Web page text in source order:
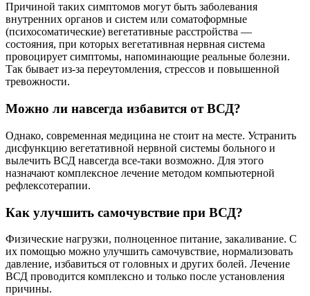
Причиной таких симптомов могут быть заболевания
внутренних органов и систем или соматоформные
(психосоматические) вегетативные расстройства —
состояния, при которых вегетативная нервная система
провоцирует симптомы, напоминающие реальные болезни.
Так бывает из-за переутомления, стрессов и повышенной
тревожности.
Можно ли навсегда избавится от ВСД?
Однако, современная медицина не стоит на месте. Устранить
дисфункцию вегетативной нервной системы больного и
вылечить ВСД навсегда все-таки возможно. Для этого
назначают комплексное лечение методом компьютерной
рефлексотерапии.
Как улучшить самочувствие при ВСД?
Физические нагрузки, полноценное питание, закаливание. С
их помощью можно улучшить самочувствие, нормализовать
давление, избавиться от головных и других болей. Лечение
ВСД проводится комплексно и только после установления
причины.